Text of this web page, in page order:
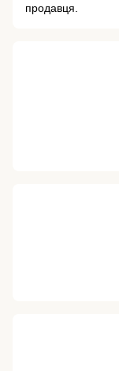
продавця.